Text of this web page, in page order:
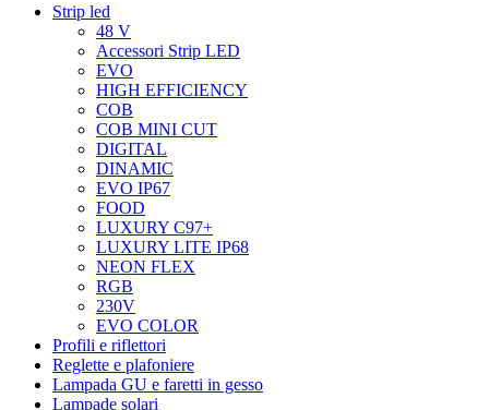
Strip led
48 V
Accessori Strip LED
EVO
HIGH EFFICIENCY
COB
COB MINI CUT
DIGITAL
DINAMIC
EVO IP67
FOOD
LUXURY C97+
LUXURY LITE IP68
NEON FLEX
RGB
230V
EVO COLOR
Profili e riflettori
Reglette e plafoniere
Lampada GU e faretti in gesso
Lampade solari